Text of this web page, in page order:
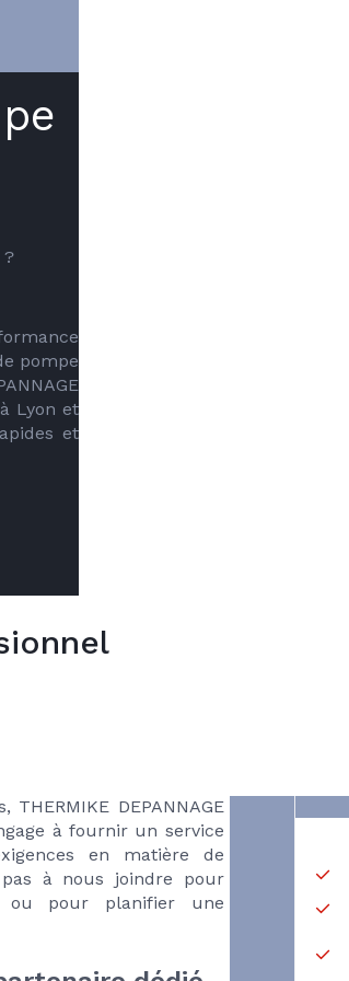
?
pompe
Lyon et
et
DEPANNAGE
à fournir un service
en matière de
à nous joindre pour
ou pour planifier une